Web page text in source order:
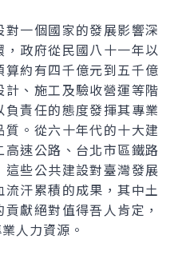
一個國家的發展影響深
政府從民國八十一年以
約有四千億元到五千億
、施工及驗收營運等階
責任的態度發揮其專業
。從六十年代的十大建
速公路、台北市區鐵路
些公共建設對臺灣發展
汗累積的成果，其中土
獻絕對值得吾人肯定，
人力資源。